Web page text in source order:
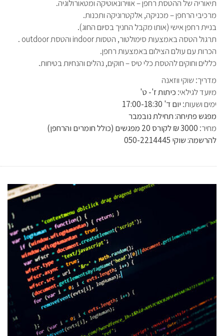
תיאוריה של ההטסת רחפן – אווירונאוטיקה ומטאורולוגיה.
מרכיבי הרחפן – מכניקה, אלקטרוניקה ותכנות.
בניית רחפן אישי (אותו מקבל החניך בסיום החוג).
תרגול הטסה באמצעות סימולטור, הטסות indoor והטסת outdoor .
הכרות עם עולם הצילום באמצעות רחפן.
כללים וחוקים להטסת כלי טיס – חוקים, נהלים והנחיות בטיחות.
מדריך: שוקי ווזאנה
מיועד לגילאי: כיתות ז'- ט'
ימים ושעות: יום ד' 17:00-18:30
מפגש פתיחה: תחילת נובמבר
מחיר:
להרשמה: שוקי 050-2214445